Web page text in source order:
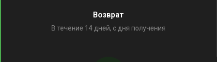
Возврат
В течение 14 дней, с дня получения